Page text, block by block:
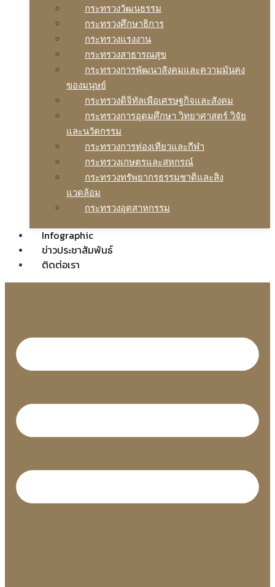
กระทรวงวัฒนธรรม
กระทรวงศึกษาธิการ
กระทรวงแรงงาน
กระทรวงสาธารณสุข
กระทรวงการพัฒนาสังคมและความมันคง
ของมนุษย์
กระทรวงดิจิทัลเพือเศรษฐกิจและสังคม
กระทรวงการอุดมศึกษา วิทยาศาสตร์ วิจัย
และนวัตกรรม
กระทรวงการท่องเทียวและกีฬา
กระทรวงเกษตรและสหกรณ์
กระทรวงทรัพยากรธรรมชาติและสิง
แวดล้อม
กระทรวงอุตสาหกรรม
Infographic
ข่าวประชาสัมพันธ์
ติดต่อเรา